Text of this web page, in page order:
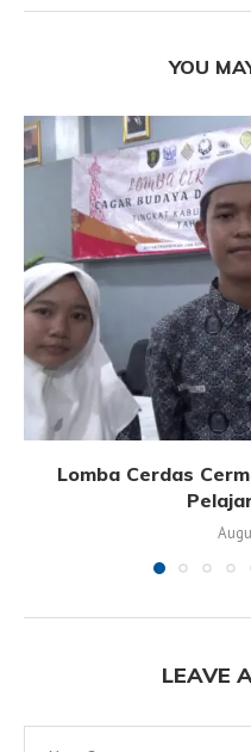
YOU
Lomba Cerdas
LEAVE